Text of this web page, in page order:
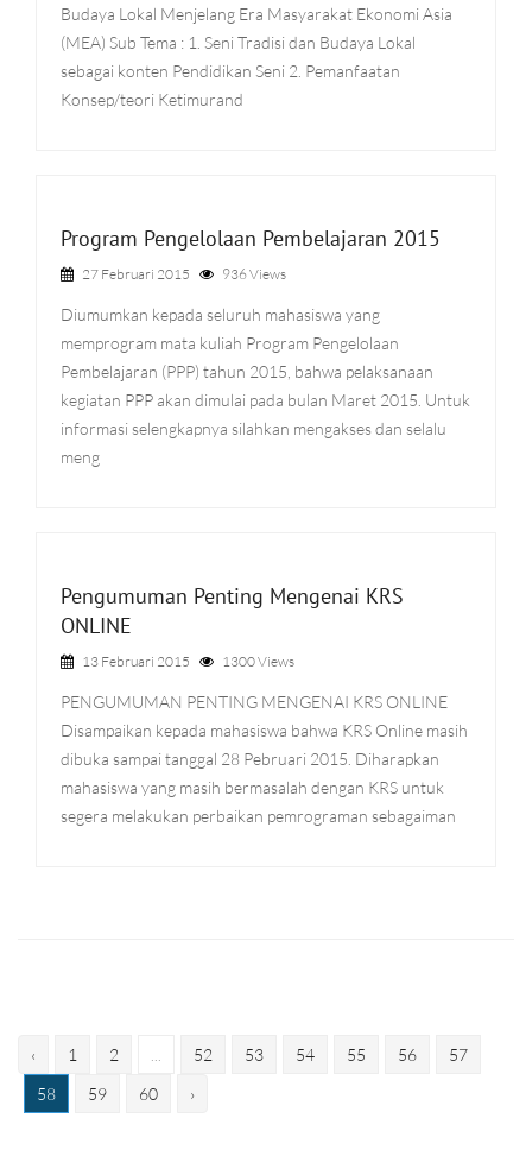
Budaya Lokal Menjelang Era Masyarakat Ekonomi Asia
(MEA) Sub Tema : 1. Seni Tradisi dan Budaya Lokal
sebagai konten Pendidikan Seni 2. Pemanfaatan
Konsep/teori Ketimurand
Program Pengelolaan Pembelajaran 2015
27 Februari 2015 936 Views
Diumumkan kepada seluruh mahasiswa yang
memprogram mata kuliah Program Pengelolaan
Pembelajaran (PPP) tahun 2015, bahwa pelaksanaan
kegiatan PPP akan dimulai pada bulan Maret 2015. Untuk
informasi selengkapnya silahkan mengakses dan selalu
meng
Pengumuman Penting Mengenai KRS
ONLINE
13 Februari 2015 1300 Views
PENGUMUMAN PENTING MENGENAI KRS ONLINE
Disampaikan kepada mahasiswa bahwa KRS Online masih
dibuka sampai tanggal 28 Pebruari 2015. Diharapkan
mahasiswa yang masih bermasalah dengan KRS untuk
segera melakukan perbaikan pemrograman sebagaiman
‹ 1 2 52 53 54 55 56
57
58
59 60 ›